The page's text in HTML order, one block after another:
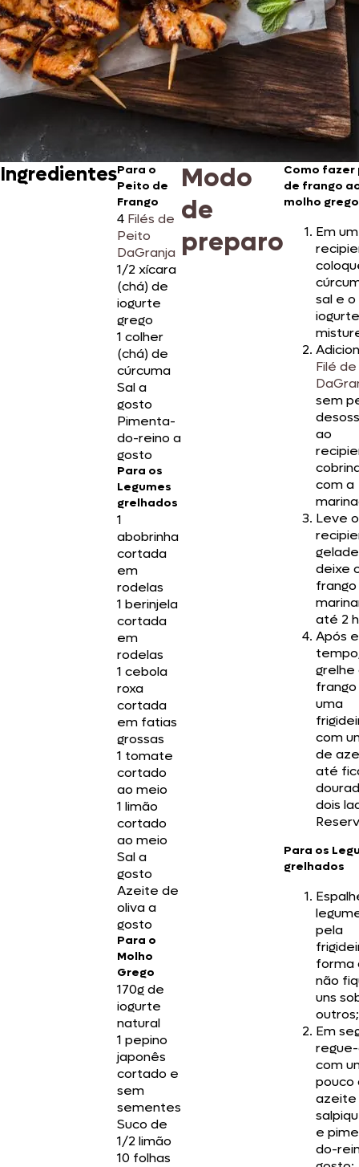
IngredientesPara o
Peito de
Frango
4 Filés de
Peito
DaGranja
1/2 xícara
(chá) de
iogurte
grego
1 colher
(chá) de
cúrcuma
Sal a
gosto
Pimenta-
do-reino a
gosto
Para os
Legumes
grelhados
1
abobrinha
cortada
em
rodelas
1 berinjela
cortada
em
rodelas
1 cebola
roxa
cortada
em fatias
grossas
1 tomate
cortado
ao meio
1 limão
cortado
ao meio
Sal a
gosto
Azeite de
oliva a
gosto
Para o
Molho
Grego
170g de
iogurte
natural
1 pepino
japonês
cortado e
sem
sementes
Suco de
1/2 limão
10 folhas
Modo
de
preparo
Como
de frango
molho grego
Em um
sal e o
Filé
sem
ao
com a
Leve o
deixe
frango
até 2
Após
grelhe
uma
com
de
até
dois
Para os
grelhados
pela
forma
não
uns
outros;
Em
com
pouco
azeite
e
do-